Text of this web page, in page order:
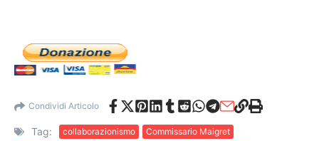
Condividi Articolo
Tag: collaborazionismo
Commissario Maigret